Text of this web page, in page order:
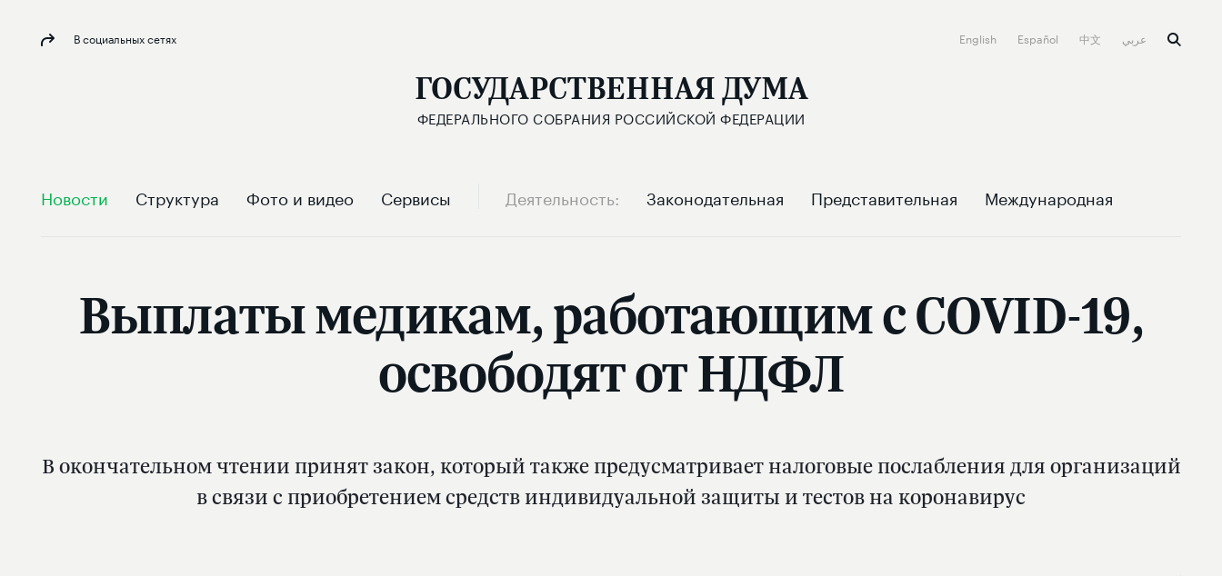
В социальных сетях English Español 中文
ГОСУДАРСТВЕННАЯ ДУМА
ФЕДЕРАЛЬНОГО СОБРАНИЯ РОССИЙСКОЙ ФЕДЕРАЦИИ
Новости Структура Фото и видео Сервисы Деятельность Законодательная Представительная Международная
Выплаты медикам, работающим с СОVID-19,
освободят от НДФЛ
В окончательном чтении принят закон, который также предусматривает налоговые послабления для организаций
в связи с приобретением средств индивидуальной защиты и тестов на коронавирус